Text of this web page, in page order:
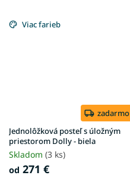
Viac farieb
zadarmo
Jednolôžková posteľ s úložným
priestorom Dolly - biela
Skladom (3 ks)
od 271 €